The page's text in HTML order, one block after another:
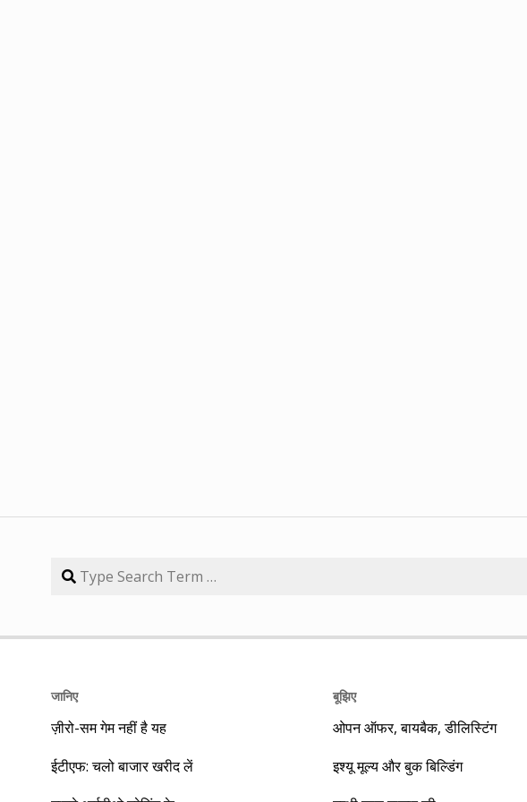
जानिए
ज़ीरो-सम गेम नहीं है यह
ईटीएफ: चलो बाजार खरीद लें
बूझिए
ओपन ऑफर, बायबैक, डीलिस्टिंग
इश्यू मूल्य और बुक बिल्डिंग